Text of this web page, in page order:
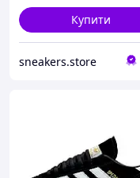
Купити
sneakers.store